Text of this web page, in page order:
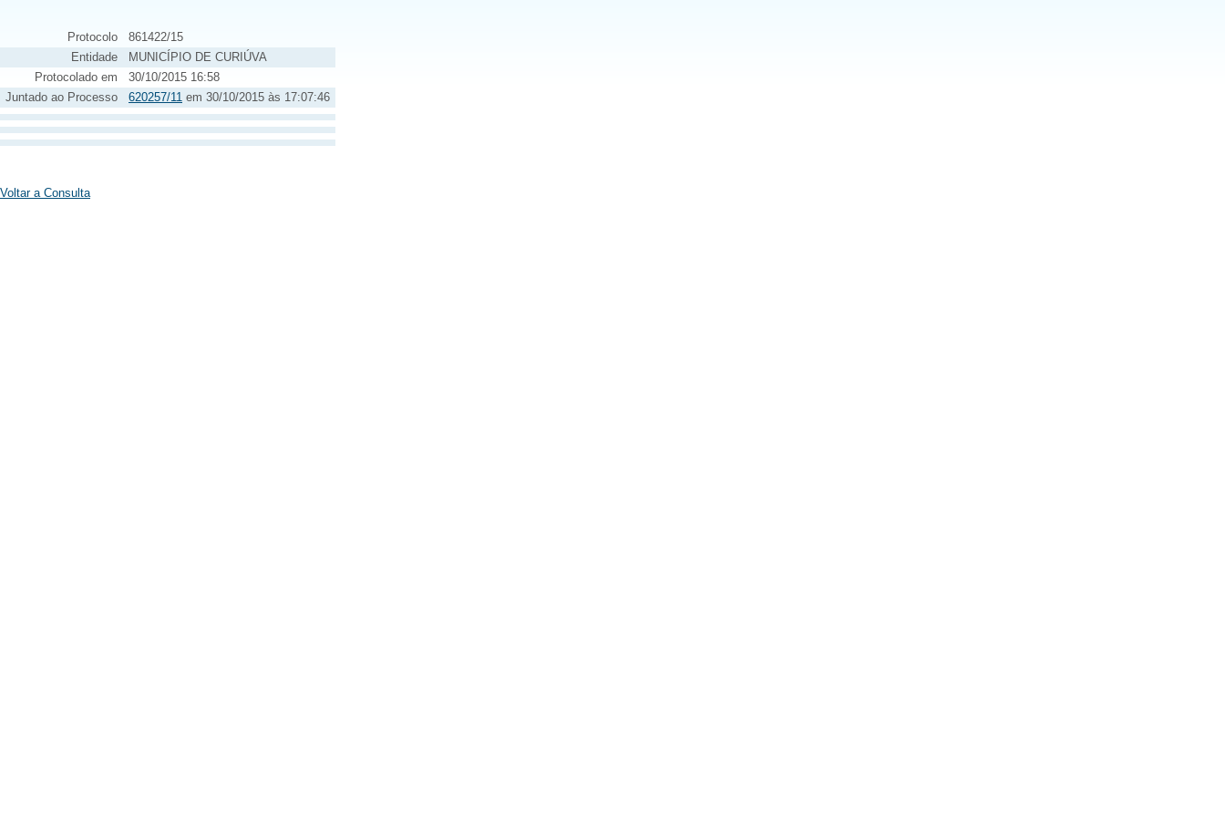
Protocolo
861422/15
Entidade
MUNICÍPIO DE CURIÚVA
Protocolado em
30/10/2015 16:58
Juntado ao Processo
620257/11 em 30/10/2015 às 17:07:46
Voltar a Consulta